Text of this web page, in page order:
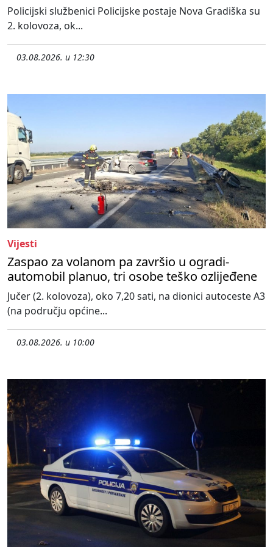
Policijski službenici Policijske postaje Nova Gradiška su
2. kolovoza, ok...
03.08.2026. u 12:30
Vijesti
Zaspao za volanom pa završio u ogradi-
automobil planuo, tri osobe teško ozlijeđene
Jučer (2. kolovoza), oko 7,20 sati, na dionici autoceste A3
(na području općine...
03.08.2026. u 10:00